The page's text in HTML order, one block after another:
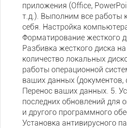
приложения (Office,
т.д.). Выполним все работы
себя. Настройка
Форматирование жесткого
Разбивка жесткого диска
количество локальных
работы операционной
ваших данных (документов,
Перенос ваших данных. 5.
последних обновлений для
и другого программного
Установка антивирусного